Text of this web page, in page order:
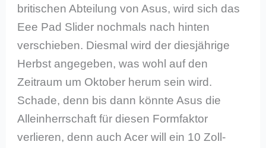
britischen Abteilung von Asus, wird sich das
Eee Pad Slider nochmals nach hinten
verschieben. Diesmal wird der diesjährige
Herbst angegeben, was wohl auf den
Zeitraum um Oktober herum sein wird.
Schade, denn bis dann könnte Asus die
Alleinherrschaft für diesen Formfaktor
verlieren, denn auch Acer will ein 10 Zoll-